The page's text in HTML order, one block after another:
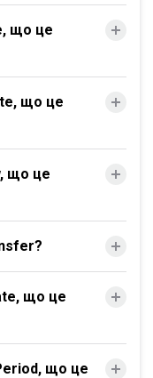
що це
що це
що це
що це
що це